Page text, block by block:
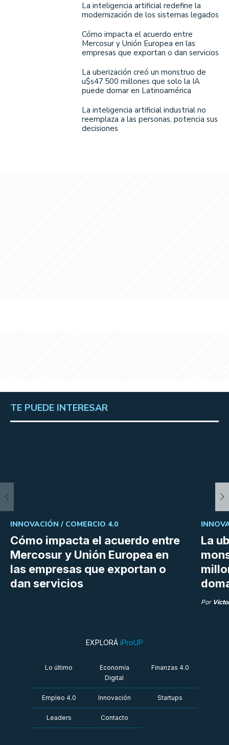
La inteligencia artificial redefine la
modernización de los sistemas legados
Cómo impacta el acuerdo entre
Mercosur y Unión Europea en las
empresas que exportan o dan servicios
La uberización creó un monstruo de
u$s47.500 millones que solo la IA
puede domar en Latinoamérica
La inteligencia artificial industrial no
reemplaza a las personas, potencia sus
decisiones
TE PUEDE INTERESAR
Cómo impacta el acuerdo entre
Mercosur y Unión Europea en
las empresas que exportan o
dan servicios
INNOVACIÓN / COMERCIO 4.0
La
Por
EXPLORÁ iProUP
Lo último
Economía
Digital
Finanzas 4.0
Empleo 4.0 Innovación Startups
Leaders Contacto